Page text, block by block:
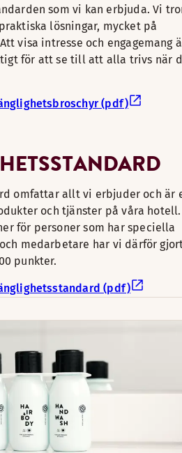
som vi kan erbjuda. Vi
lösningar, mycket på
visa intresse och engagemang
för att se till att alla trivs när
(pdf)
omfattar allt vi erbjuder och är
och tjänster på våra
för personer som har speciella
medarbetare har vi därför
punkter.
(pdf)